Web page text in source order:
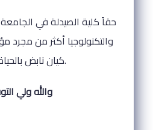
حقاً كلية الصيدلة في
والتكنولوجيا أكثر من
كيان نابض بالحياة، ينمو ويتطور باستمرار.
والله ولي